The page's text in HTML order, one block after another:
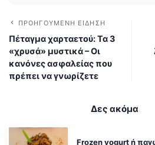
ΠΡΟΗΓΟΎΜΕΝΗ ΕΊΔΗΣΗ
Πέταγμα χαρταετού: Τα 3
«χρυσά» μυστικά – Οι
κανόνες ασφαλείας που
πρέπει να γνωρίζετε
Δες ακόμα
Frozen yogurt ή